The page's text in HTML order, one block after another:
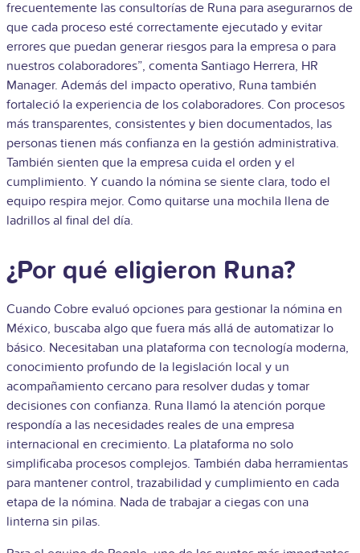
frecuentemente las consultorías de Runa para asegurarnos de
que cada proceso esté correctamente ejecutado y evitar
errores que puedan generar riesgos para la empresa o para
nuestros colaboradores”, comenta Santiago Herrera, HR
Manager. Además del impacto operativo, Runa también
fortaleció la experiencia de los colaboradores. Con procesos
más transparentes, consistentes y bien documentados, las
personas tienen más confianza en la gestión administrativa.
También sienten que la empresa cuida el orden y el
cumplimiento. Y cuando la nómina se siente clara, todo el
equipo respira mejor. Como quitarse una mochila llena de
ladrillos al final del día.
¿Por qué eligieron Runa?
Cuando Cobre evaluó opciones para gestionar la nómina en
México, buscaba algo que fuera más allá de automatizar lo
básico. Necesitaban una plataforma con tecnología moderna,
conocimiento profundo de la legislación local y un
acompañamiento cercano para resolver dudas y tomar
decisiones con confianza. Runa llamó la atención porque
respondía a las necesidades reales de una empresa
internacional en crecimiento. La plataforma no solo
simplificaba procesos complejos. También daba herramientas
para mantener control, trazabilidad y cumplimiento en cada
etapa de la nómina. Nada de trabajar a ciegas con una
linterna sin pilas.